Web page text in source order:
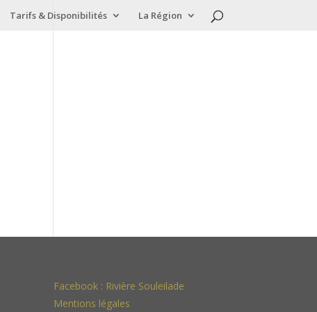
Tarifs & Disponibilités La Région
Facebook : Rivière Souleilade
Mentions légales